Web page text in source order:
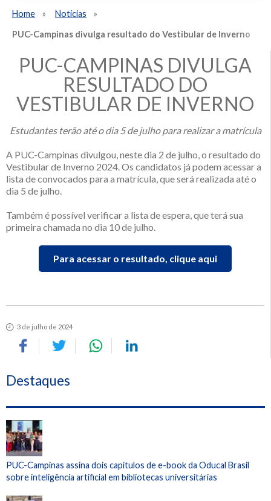
Home
Notícias
PUC-Campinas divulga resultado do Vestibular de Inverno
PUC-CAMPINAS DIVULGA
RESULTADO DO
VESTIBULAR DE INVERNO
Estudantes terão até o dia 5 de julho para realizar a matrícula
A PUC-Campinas divulgou, neste dia 2 de julho, o resultado do
Vestibular de Inverno 2024. Os candidatos já podem acessar a
lista de convocados para a matrícula, que será realizada até o
dia 5 de julho.
Também é possível verificar a lista de espera, que terá sua
primeira chamada no dia 10 de julho.
Para acessar o resultado, clique aqui
3 de julho de 2024
Destaques
PUC-Campinas assina dois capítulos de e-book da Oducal Brasil
sobre inteligência artificial em bibliotecas universitárias